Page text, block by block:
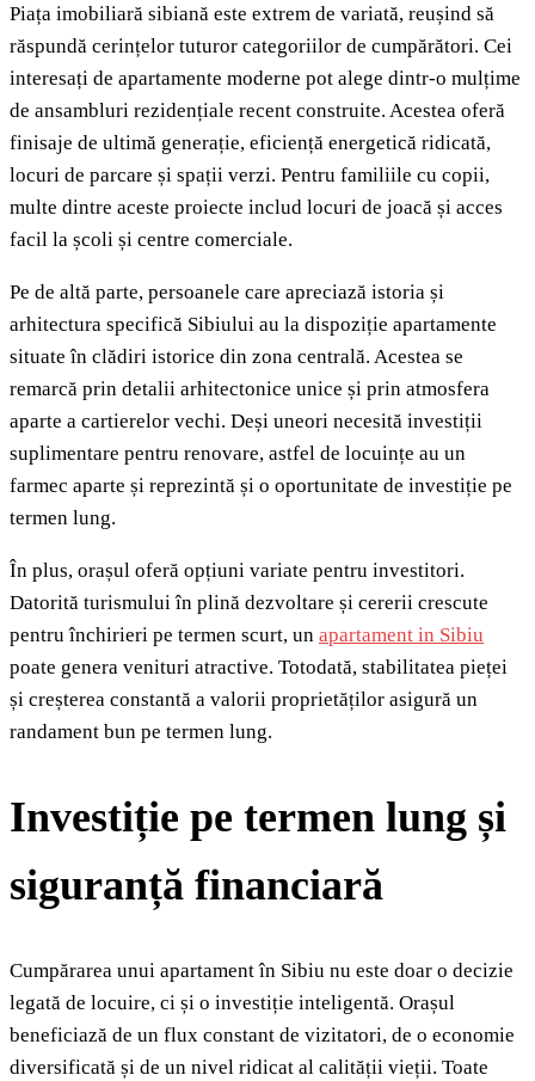
Piața imobiliară sibiană este extrem de variată, reușind să
răspundă cerințelor tuturor categoriilor de cumpărători. Cei
interesați de apartamente moderne pot alege dintr-o mulțime
de ansambluri rezidențiale recent construite. Acestea oferă
finisaje de ultimă generație, eficiență energetică ridicată,
locuri de parcare și spații verzi. Pentru familiile cu copii,
multe dintre aceste proiecte includ locuri de joacă și acces
facil la școli și centre comerciale.
Pe de altă parte, persoanele care apreciază istoria și
arhitectura specifică Sibiului au la dispoziție apartamente
situate în clădiri istorice din zona centrală. Acestea se
remarcă prin detalii arhitectonice unice și prin atmosfera
aparte a cartierelor vechi. Deși uneori necesită investiții
suplimentare pentru renovare, astfel de locuințe au un
farmec aparte și reprezintă și o oportunitate de investiție pe
termen lung.
În plus, orașul oferă opțiuni variate pentru investitori.
Datorită turismului în plină dezvoltare și cererii crescute
pentru închirieri pe termen scurt, un apartament in Sibiu
poate genera venituri atractive. Totodată, stabilitatea pieței
și creșterea constantă a valorii proprietăților asigură un
randament bun pe termen lung.
Investiție pe termen lung și
siguranță financiară
Cumpărarea unui apartament în Sibiu nu este doar o decizie
legată de locuire, ci și o investiție inteligentă. Orașul
beneficiază de un flux constant de vizitatori, de o economie
diversificată și de un nivel ridicat al calității vieții. Toate